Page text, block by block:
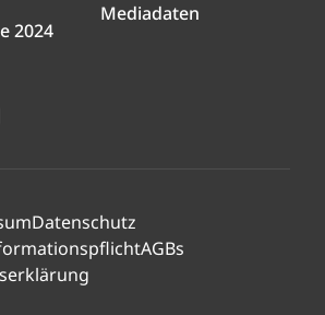
2024
Mediadaten
Datenschutz
AGBs